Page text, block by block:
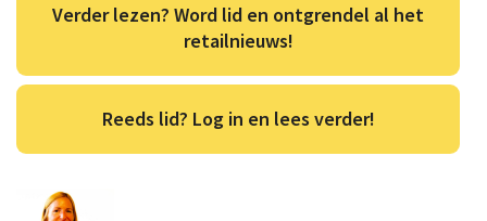
Verder lezen? Word lid en ontgrendel al het
retailnieuws!
Reeds lid? Log in en lees verder!